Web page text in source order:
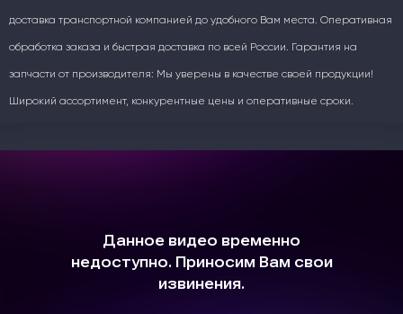
доставка транспортной компанией до удобного Вам места. Оперативная
обработка заказа и быстрая доставка по всей России. Гарантия на
запчасти от производителя: Мы уверены в качестве своей продукции!
Широкий ассортимент, конкурентные цены и оперативные сроки.